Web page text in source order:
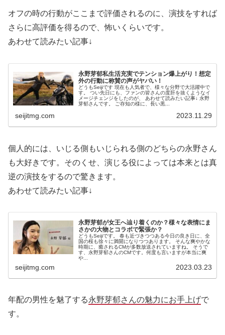
オフの時の行動がここまで評価されるのに、演技をすれば
さらに高評価を得るので、怖いくらいです。
あわせて読みたい記事↓
永野芽郁私生活充実でテンション爆上がり！想定
外の行動に称賛の声がヤバい！
どうもSeijiです 現在も人気者で、様々な分野で大活躍中で
す。 つい先日にも、ファンの皆さんの度肝を抜くようなイ
メージチェンジをしたのが、 あわせて読みたい記事↓ 永野
芽郁さんです。 ご存知の様に、長い黒...
seijitmg.com 2023.11.29
個人的には、いじる側もいじられる側のどちらの永野さん
も大好きです。そのくせ、演じる役によっては本来とは真
逆の演技をするので驚きます。
あわせて読みたい記事↓
永野芽郁が女王へ辿り着くのか？様々な表情にま
さかの大物とコラボで緊張か？
どうもSeijiです。 春も近づきつつある今日の良き日に、全
国の桜も徐々に満開になりつつあります。 そんな爽やかな
時期に、癒されるCMが多数放送されていますね。 そうで
す、永野芽郁さんのCMです。何度も言いますが本当に爽
や...
seijitmg.com 2023.03.23
年配の男性を魅了する永野芽郁さんの魅力にお手上げで
す。